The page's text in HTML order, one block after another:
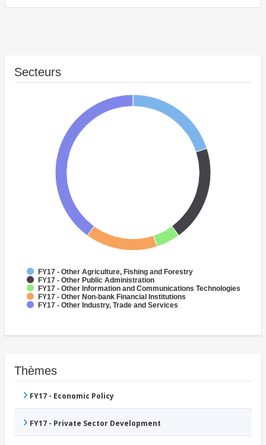
Secteurs
FY17 - Other Agriculture, Fishing and Forestry
FY17 - Other Public Administration
FY17 - Other Information and Communications Technologies
FY17 - Other Non-bank Financial Institutions
FY17 - Other Industry, Trade and Services
Thèmes
FY17 - Economic Policy
FY17 - Private Sector Development